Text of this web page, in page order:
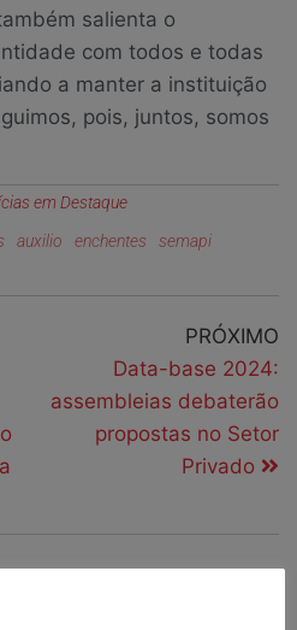
salienta o
com todos e todas
a manter a instituição
pois, juntos, somos
em Destaque
auxilio enchentes
semapi
PRÓXIMO
Data-base 2024:
assembleias debaterão
propostas no Setor
Privado